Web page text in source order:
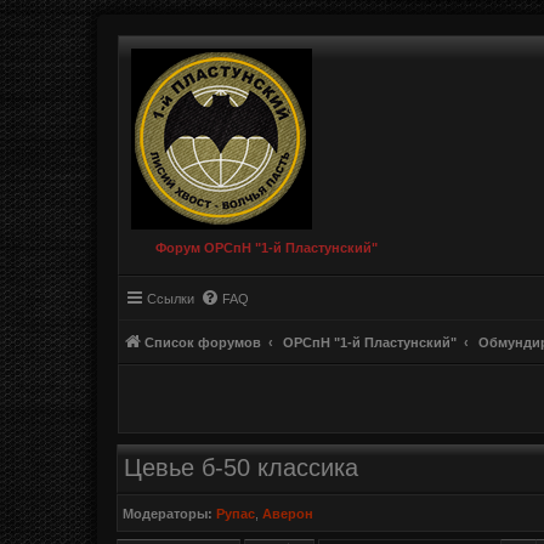
Форум ОРСпН "1-й Пластунский"
Ссылки FAQ
Список форумов ОРСпН "1-й Пластунский"
Цевье б-50 классика
Модераторы: Рупас ,Аверон